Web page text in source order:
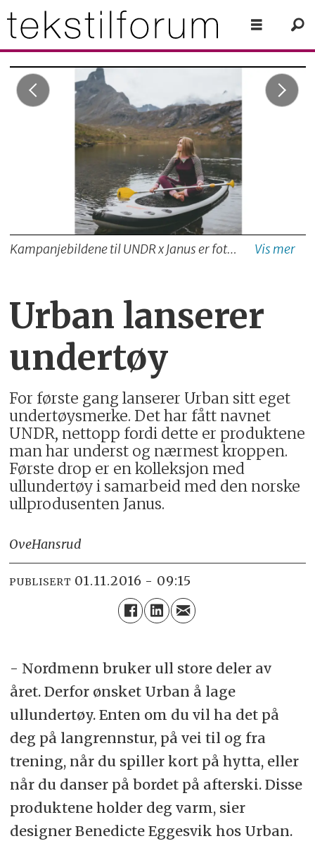
Kampanjebildene til UNDR x Janus er fotografert av den anerkjente tyske fotografen Johannes Höhn, som står bak naturfotografiene på instagramkontoen @pangeaproductions. Bildene er tatt i naturskjønne omgivelser ved Geirangerfjorden og Trollstigen.
Urban lanserer
undertøy
For første gang lanserer Urban sitt eget
undertøysmerke. Det har fått navnet
UNDR, nettopp fordi dette er produktene
man har underst og nærmest kroppen.
Første drop er en kolleksjon med
ullundertøy i samarbeid med den norske
ullprodusenten Janus.
OveHansrud
PUBLISERT 01.11.2016 - 09:15
- Nordmenn bruker ull store deler av
året. Derfor ønsket Urban å lage
ullundertøy. Enten om du vil ha det på
deg på langrennstur, på vei til og fra
trening, når du spiller kort på hytta, eller
når du danser på bordet på afterski. Disse
produktene holder deg varm, sier
designer Benedicte Eggesvik hos Urban.